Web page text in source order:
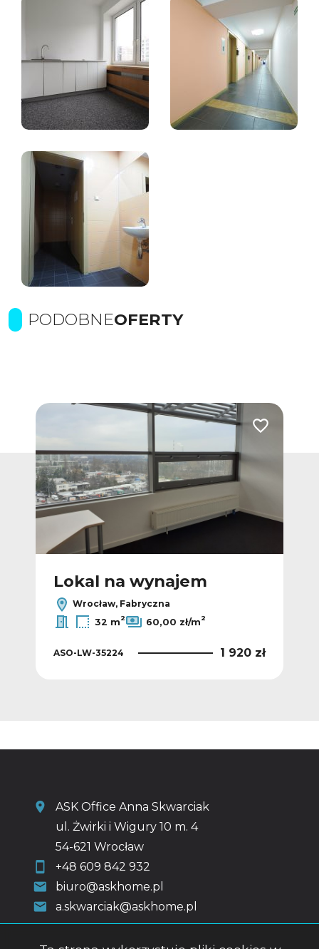
PODOBNEOFERTY
Dodaj do
Lokal na wynajem
Wrocław, Fabryczna
32 m2 60,00 zł/m2
ASO-LW-35224 1 920 zł
ASK Office Anna Skwarciak
ul. Żwirki i Wigury 10 m. 4
54-621 Wrocław
+48 609 842 932
biuro@askhome.pl
a.skwarciak@askhome.pl